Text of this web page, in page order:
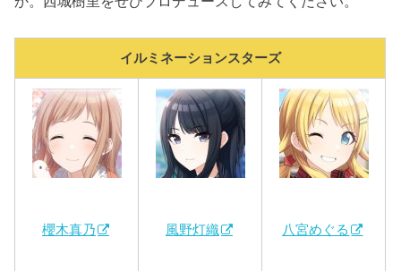
イルミネーションスターズ
櫻木真乃 風野灯織 八宮めぐる